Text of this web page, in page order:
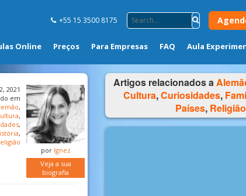
+55 15 3500 8175
Online Preços Para Empresas FAQ Aula
por Ignez
Veja a sua
biografia
2021
em
,
,
,
,
Artigos relacionados a
Cultura,Curiosidades,
Países, Religião